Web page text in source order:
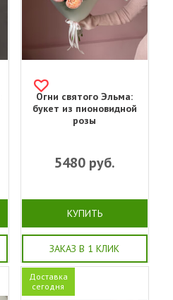
Огни святого Эльма:
букет из пионовидной
розы
5480руб.
КУПИТЬ
ЗАКАЗ В 1 КЛИК
Доставка
сегодня